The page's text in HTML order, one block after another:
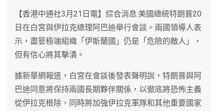
【香港中通社3月21日電】綜合消息:美國總統特朗普20
日在白宮與伊拉克總理阿巴迪舉行會談。兩國領導人表
示，盡管極端組織「伊斯蘭國」仍是「危險的敵人」，
但有信心將其擊潰。
據新華網報道，白宮在會談後發表聲明說，特朗普與阿
巴迪同意將保持兩國長期夥伴關係，以徹底將恐怖主義
從伊拉克根除，同時將加強伊拉克軍隊和其他重要國家